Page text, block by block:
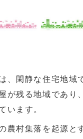
、閑静な住宅地域
が残る地域であり
います。
農村集落を起源と